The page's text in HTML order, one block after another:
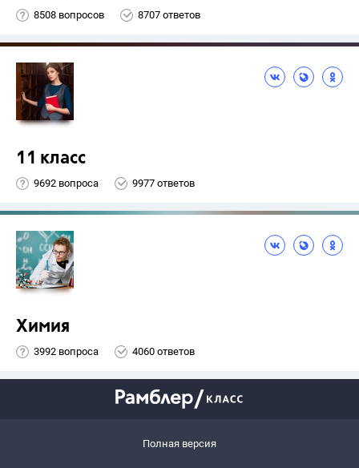
8508 вопросов 8707 ответов
11 класс
9692 вопроса 9977 ответов
Химия
3992 вопроса 4060 ответов
Полная версия